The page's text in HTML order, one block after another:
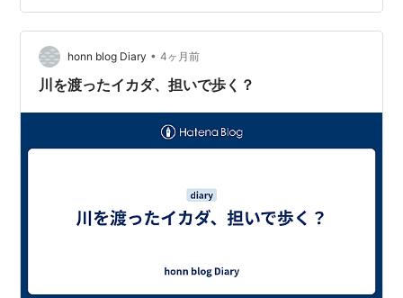
とする・迷う物もまとめて処分しようとする・決断でき
ない自分にイライラする しかし、無理に進めようとする
と、 気持ちばかりが疲れてしまう。 結果として、片付け
たいものを眺めるだけ…
honn blog Diary • 4ヶ月前
川を渡ったイカダ、担いで歩く？